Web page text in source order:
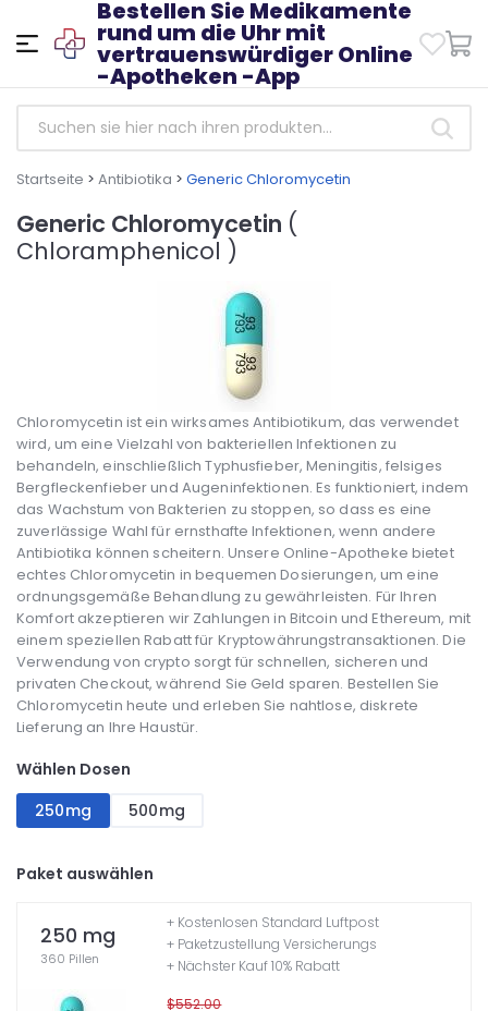
Bestellen Sie Medikamente
rund um die Uhr mit
vertrauenswürdiger Online
-Apotheken -App
Startseite > Antibiotika > Generic Chloromycetin
Generic Chloromycetin (
Chloramphenicol )
Chloromycetin ist ein wirksames Antibiotikum, das verwendet
wird, um eine Vielzahl von bakteriellen Infektionen zu
behandeln, einschließlich Typhusfieber, Meningitis, felsiges
Bergfleckenfieber und Augeninfektionen. Es funktioniert, indem
das Wachstum von Bakterien zu stoppen, so dass es eine
zuverlässige Wahl für ernsthafte Infektionen, wenn andere
Antibiotika können scheitern. Unsere Online-Apotheke bietet
echtes Chloromycetin in bequemen Dosierungen, um eine
ordnungsgemäße Behandlung zu gewährleisten. Für Ihren
Komfort akzeptieren wir Zahlungen in Bitcoin und Ethereum, mit
einem speziellen Rabatt für Kryptowährungstransaktionen. Die
Verwendung von crypto sorgt für schnellen, sicheren und
privaten Checkout, während Sie Geld sparen. Bestellen Sie
Chloromycetin heute und erleben Sie nahtlose, diskrete
Lieferung an Ihre Haustür.
Wählen Dosen
250mg
500mg
Paket auswählen
250 mg
360 Pillen
$552.00
+ Kostenlosen Standard Luftpost
+ Paketzustellung Versicherungs
+ Nächster Kauf 10% Rabatt